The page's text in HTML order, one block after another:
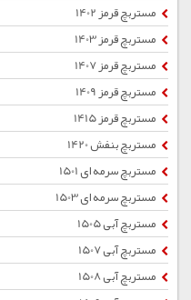
مستربچ قرمز 1402
مستربچ قرمز 1403
مستربچ قرمز 1407
مستربچ قرمز 1409
مستربچ قرمز 1415
مستربچ بنفش 1420
مستربچ سرمه ای 1501
مستربچ سرمه ای 1503
مستربچ آبی 1505
مستربچ آبی 1507
مستربچ آبی 1508